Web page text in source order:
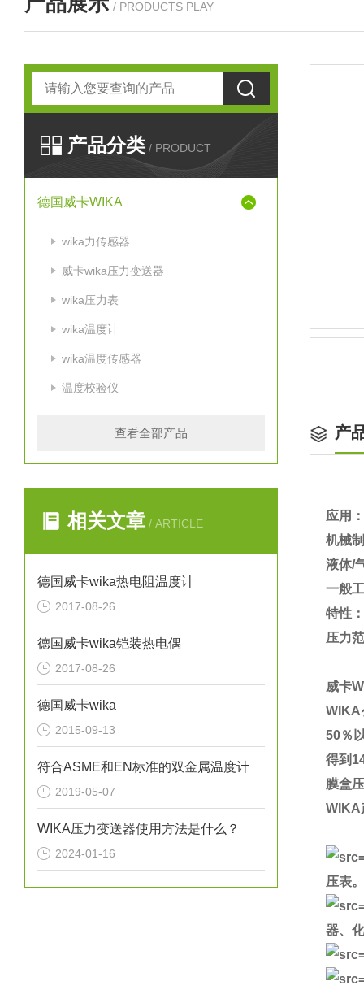
/ PRODUCTS PLAY
产品分类 / PRODUCT
德国威卡WIKA
wika力传感器
威卡wika压力变送器
wika压力表
wika温度计
wika温度传感器
温度校验仪
查看全部产品
相关文章 / ARTICLE
德国威卡wika热电阻温度计
2017-08-26
德国威卡wika铠装热电偶
2017-08-26
德国威卡wika
2015-09-13
符合ASME和EN标准的双金属温度计
2019-05-07
WIKA压力变送器使用方法是什么？
2024-01-16
产
应用：
机械
液体/
一般
特性：
压力
威卡
WIKA
50％
得到
膜盒
WIKA
压表。
器、